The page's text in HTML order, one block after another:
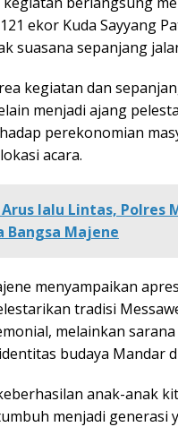
ekor Kuda Sayyang
suasana sepanjang
kegiatan dan
menjadi ajang
perekonomian
acara.
Arus lalu Lintas, Polres
Bangsa Majene
menyampaikan
tradisi
melainkan
budaya Mandar
anak-anak
menjadi